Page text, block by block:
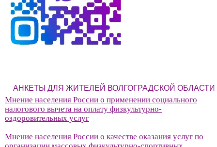
АНКЕТЫ ДЛЯ ЖИТЕЛЕЙ ВОЛГОГРАДСКОЙ ОБЛАСТИ
Мнение населения России о применении социального
налогового вычета на оплату физкультурно-
оздоровительных услуг
Мнение населения России о качестве оказания услуг по